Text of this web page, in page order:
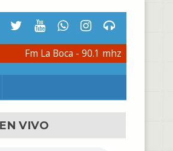
Fm La Boca - 90.1 mhz
VIVO